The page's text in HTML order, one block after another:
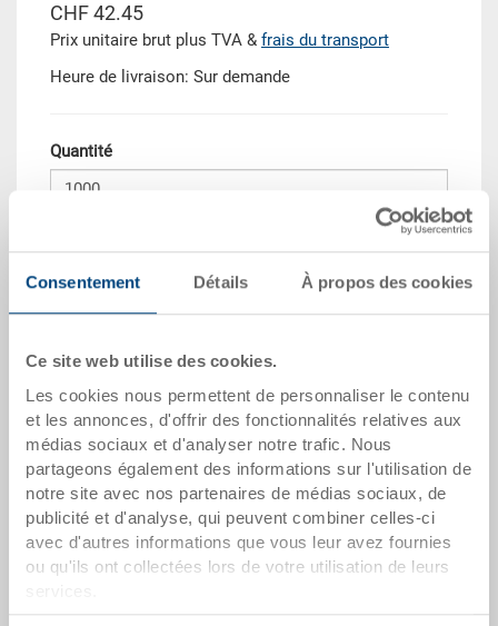
Consentement Détails À propos des cookies
Ce site web utilise des cookies.
Les cookies nous permettent de personnaliser le contenu
et les annonces, d'offrir des fonctionnalités relatives aux
médias sociaux et d'analyser notre trafic. Nous
partageons également des informations sur l'utilisation de
notre site avec nos partenaires de médias sociaux, de
publicité et d'analyse, qui peuvent combiner celles-ci
avec d'autres informations que vous leur avez fournies
ou qu'ils ont collectées lors de votre utilisation de leurs
CHF 42.45
Prix unitaire brut plus TVA & frais du transport
Heure de livraison: Sur demande
Quantité
Quantité de commande minimale: 1000 unités
Numéro de commande
34-640-1-6.7000.0101
Dimensions extérieures:
600 x 400 x 340 mm
Coloris:
RAL 7001 |Coloris supplémentaires sur